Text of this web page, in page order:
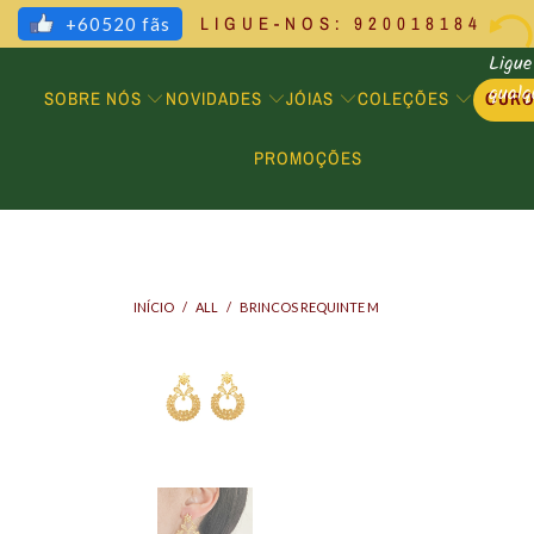
+60520 fãs LIGUE-NOS: 920018184
SOBRE NÓS NOVIDADES JÓIAS COLEÇÕES
PROMOÇÕES
INÍCIO / ALL / BRINCOS REQUINTE M